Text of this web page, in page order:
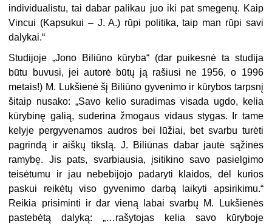
individualistu, tai dabar palikau juo iki pat smegenų. Kaip
Vincui (Kapsukui – J. A.) rūpi politika, taip man rūpi savi
dalykai.“
Studijoje „Jono Biliūno kūryba“ (dar puikesnė ta studija
būtu buvusi, jei autorė būtų ją rašiusi ne 1956, o 1996
metais!) M. Lukšienė šį Biliūno gyvenimo ir kūrybos tarpsnį
šitaip nusako: „Savo kelio suradimas visada ugdo, kelia
kūrybinę galią, suderina žmogaus vidaus stygas. Ir tame
kelyje pergyvenamos audros bei lūžiai, bet svarbu turėti
pagrindą ir aiškų tikslą. J. Biliūnas dabar jautė sąžinės
ramybę. Jis pats, svarbiausia, įsitikino savo pasielgimo
teisėtumu ir jau nebebijojo padaryti klaidos, dėl kurios
paskui reikėtų viso gyvenimo darbą laikyti apsirikimu.“
Reikia prisiminti ir dar vieną labai svarbų M. Lukšienės
pastebėtą dalyką: „…rašytojas kelia savo kūryboje